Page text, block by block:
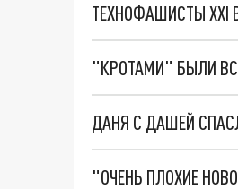
ТЕХНОФАШИСТЫ XXI
"КРОТАМИ" БЫЛИ
ДАНЯ С ДАШЕЙ